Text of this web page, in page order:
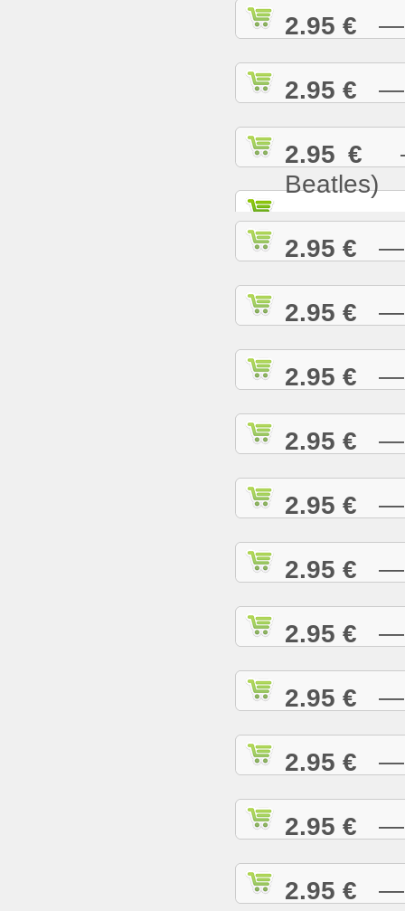
2.95 € —
2.95 € —
2.95 € —
Beatles)
2.95 € —
2.95 € —
2.95 € —
2.95 € —
2.95 € —
2.95 € —
2.95 € —
2.95 € —
2.95 € —
2.95 € —
2.95 € —